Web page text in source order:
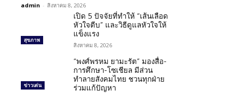
admin - สิงหาคม 8, 2026
สุขภาพ
เปิด 5 ปัจจัยที่ทำให้ “เส้นเลือด
หัวใจตีบ” และวิธีดูแลหัวใจให้
แข็งแรง
สิงหาคม 8, 2026
ข่าวเด่น
“พงศ์พรหม ยามะรัต” มองสื่อ-
การศึกษา-โซเชียล มีส่วน
ทำลายสังคมไทย ชวนทุกฝ่าย
ร่วมแก้ปัญหา